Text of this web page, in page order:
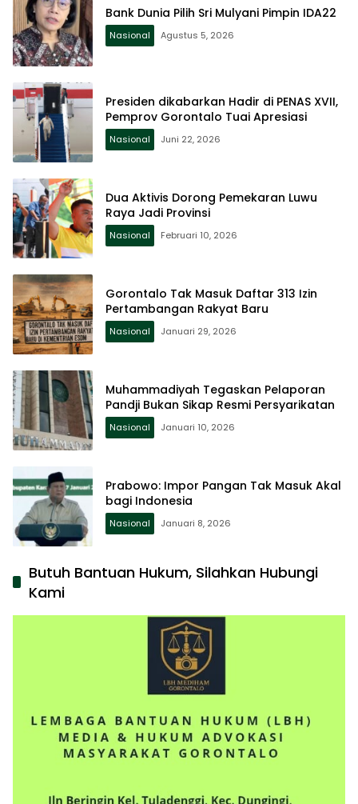
Bank Dunia Pilih Sri Mulyani Pimpin IDA22
Nasional Agustus 5, 2026
Presiden dikabarkan Hadir di PENAS XVII,
Pemprov Gorontalo Tuai Apresiasi
Nasional Juni 22, 2026
Dua Aktivis Dorong Pemekaran Luwu
Raya Jadi Provinsi
Nasional Februari 10, 2026
Gorontalo Tak Masuk Daftar 313 Izin
Pertambangan Rakyat Baru
Nasional Januari 29, 2026
Muhammadiyah Tegaskan Pelaporan
Pandji Bukan Sikap Resmi Persyarikatan
Nasional Januari 10, 2026
Prabowo: Impor Pangan Tak Masuk Akal
bagi Indonesia
Nasional Januari 8, 2026
Butuh Bantuan Hukum, Silahkan Hubungi
Kami